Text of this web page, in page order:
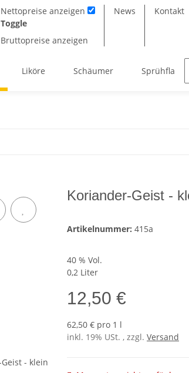
Nettopreise anzeigen
Toggle
Bruttopreise anzeigen
News Kontakt
Liköre Schäumer
Koriander-Geist -
Artikelnummer: 415a
40 % Vol.
0,2 Liter
12,50 €
62,50 € pro 1 l
inkl. 19% USt. , zzgl. Versand